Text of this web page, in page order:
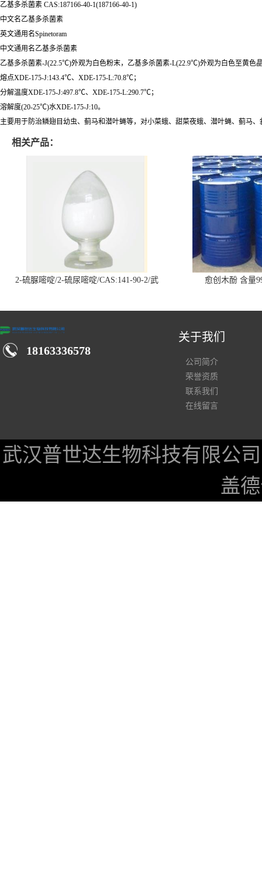
乙基多杀菌素 CAS:187166-40-1(187166-40-1)
中文名乙基多杀菌素
英文通用名Spinetoram
中文通用名乙基多杀菌素
乙基多杀菌素-J(22.5℃)外观为白色粉末，乙基多杀菌素-L(22.9℃)外观为白色至黄色
熔点XDE-175-J:143.4℃、XDE-175-L:70.8℃；
分解温度XDE-175-J:497.8℃、XDE-175-L:290.7℃；
溶解度(20-25℃)水XDE-175-J:10。
主要用于防治鳞翅目幼虫、蓟马和潜叶蝇等，对小菜蛾、甜菜夜蛾、潜叶蝇、蓟马
相关产品：
2-硫脲嘧啶/2-硫尿嘧啶/CAS:141-90-2/武
愈创木酚 含量
18163336578
关于我们
公司简介
荣誉资质
联系我们
在线留言
武汉普世达生物科技有限公司
盖